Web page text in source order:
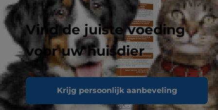
Vind de juiste voeding
voor uw huisdier
Krijg persoonlijk aanbeveling